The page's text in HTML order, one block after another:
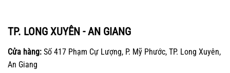
TP. LONG XUYÊN - AN GIANG
Cửa hàng: Số 417 Phạm Cự Lượng, P. Mỹ Phước, TP. Long Xuyên,
An Giang